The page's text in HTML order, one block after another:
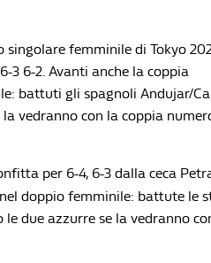
singolare femminile di Tokyo
3 6-2. Avanti anche la coppia
battuti gli spagnoli Andujar/
vedranno con la coppia
per 6-4, 6-3 dalla ceca
nel doppio femminile: battute le
le due azzurre se la vedranno